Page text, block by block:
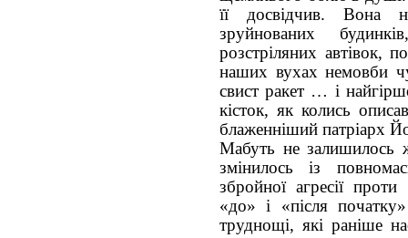
її досвідчив. Вона
зруйнованих
розстріляних автівок,
наших вухах немовби
свист ракет … і
кісток, як колись
блаженніший патріарх
Мабуть не залишилось
змінилось із
збройної агресії
«до» і «після
труднощі, які раніше